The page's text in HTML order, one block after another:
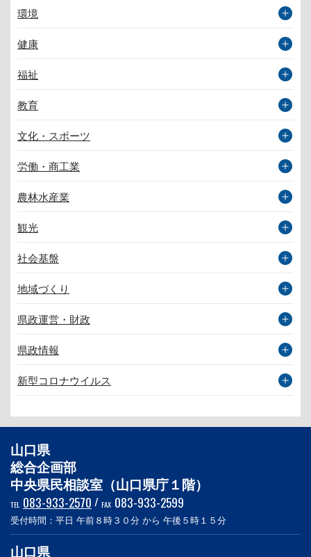
環境
健康
福祉
教育
文化・スポーツ
労働・商工業
農林水産業
観光
社会基盤
地域づくり
県政運営・財政
県政情報
新型コロナウイルス
山口県
総合企画部
中央県民相談室（山口県庁１階）
TEL 083-933-2570 / FAX 083-933-2599
受付時間：平日 午前８時３０分 から 午後５時１５分
山口県